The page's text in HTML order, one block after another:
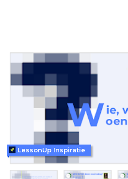
LessonUp Inspiratie